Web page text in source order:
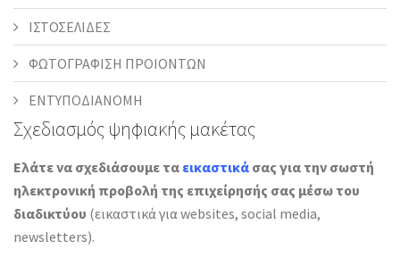
ΙΣΤΟΣΕΛΙΔΕΣ
ΦΩΤΟΓΡΑΦΙΣΗ ΠΡΟΙΟΝΤΩΝ
ΕΝΤΥΠΟΔΙΑΝΟΜΗ
Σχεδιασμός ψηφιακής μακέτας
Ελάτε να σχεδιάσουμε τα εικαστικά σας για την σωστή
ηλεκτρονική προβολή της επιχείρησής σας μέσω του
διαδικτύου (εικαστικά για websites, social media,
newsletters).